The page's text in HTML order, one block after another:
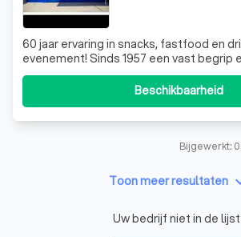
60 jaar ervaring in snacks, fastfood en
evenement! Sinds 1957 een vast begrip en gegarandeerd
een perfecte aanpak voor uw evenement! Wij kunnen u
dienst zijn op: sportevenementen,
bedrijfsfeesten, beurzen en andere
Beschikbaarheid
Bijgewerkt:
Toon meer resultaten
Uw bedrijf niet in de